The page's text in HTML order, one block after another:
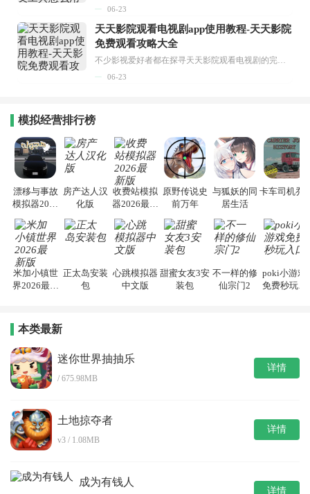
06-23
天天影院观看电视剧app使用教程-天天影院
免费观看攻略大全
不少影视爱好者都在探寻天天影院观看电视剧的完整方法，结合最新平台使用规则，本篇新手入门攻略全面讲解观看渠道、检索流程、播放设置以及画面模式调整等实用内容。全文适配手机、电脑等主流设备，步骤简洁易懂，无论是初次使用的新手，还是想要优化观影体验的用户，都能参照内容快速上手，熟练掌握平台各项操作技巧，轻松畅享影视内容。...
06-23
模拟经营排行榜
漂移与事故
模拟器2026
手机版
房产达人汉
化版
收费站模拟
器2026最新
原野传说史
前万年
与狐妖的同
居生活
卡车司机乔3
米加小镇世
界2026最新
正太岛安装
包
心跳模拟器
中文版
甜蜜女友3安
装包
不一样的修
仙宗门2
poki小游戏
免费秒玩入
本类最新
迷你世界抽抽乐
/ 675.98MB
详情
土地掠夺者
v3 / 1.08MB
详情
成为有钱人
详情